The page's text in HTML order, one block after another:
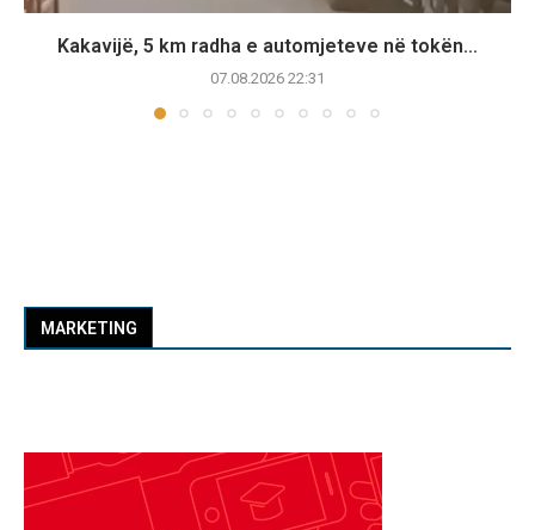
Kakavijë, 5 km radha e automjeteve në tokën...
07.08.2026 22:31
MARKETING